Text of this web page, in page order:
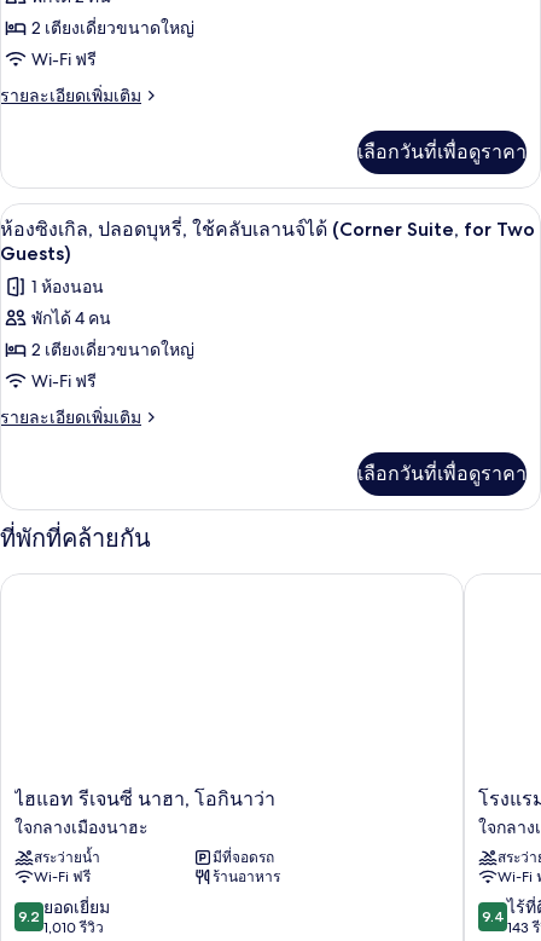
Floor,
Single
Use)
ปลอด
บุหรี่
High
ห้อง
ซิงเกิล,
ปลอด
ใช้
คลับ
เลา
นจ์
ได้
(Corner
Suite,
Single
Use)
2 เตียงเดี่ยวขนาดใหญ่
Wi-Fi ฟรี
รายละเอียดเพิ่มเติม
ราย
เกี่ยว
กับ
ห้อง
ซิงเกิล,
บุหรี่,
ใช้
เลา
นจ์
(Corner
เลือกวันที่เพื่อดูราคา
เปิด
ภาพถ่าย
ทั้งหมด
ของ
ห้อง
ซิงเกิล,
ปลอด
ใช้
คลับ
เลา
Guests)
เครื่องนอนระดับพรีเมียม, มินิบาร์ฟรี,
8
ห้องซิงเกิล, ปลอดบุหรี่, ใช้คลับเลานจ์ได้ (Corner Suite, for Two
Guests)
1 ห้องนอน
พักได้ 4 คน
2 เตียงเดี่ยวขนาดใหญ่
Wi-Fi ฟรี
รายละเอียดเพิ่มเติม
ราย
เกี่ยว
กับ
ห้อง
ปลอด
for
Two
Guests)
เลือกวันที่เพื่อดูราคา
ที่พักที่คล้ายกัน
ไฮ
แอท
รี
เจน
ซี่
นาฮา,
โอ
ไฮแอท รีเจนซี่ นาฮา, โอกินาว่า
ใจกลางเมืองนาฮะ
สระว่ายน้ำ
มีที่จอดรถ
Wi-Fi ฟรี
ร้านอาหาร
9.2
จาก
9.2 ยอดเยี่ยม
1,010 รีวิว
ไฮแอท รีเจนซี่ นาฮา, โอกินาว่า
โรงแรม
เดอะ
รอยัล
พาร์
ค
ไอ
คอ
โรงแร
ใจกลาง
สระว่
Wi-Fi
9.4
จาก
9.4 ไร้ที่
143
โรงแรม